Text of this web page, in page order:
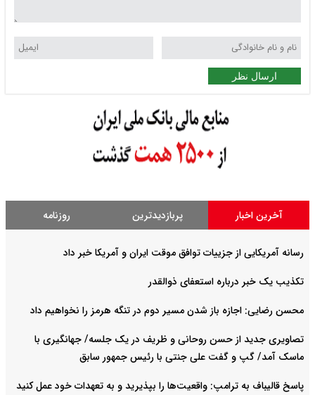
ارسال نظر
آخرین اخبار پربازدیدترین روزنامه
رسانه آمریکایی از جزییات توافق موقت ایران و آمریکا خبر داد
تکذیب یک خبر درباره استعفای ذوالقدر
محسن رضایی: اجازه باز شدن مسیر دوم در تنگه هرمز را نخواهیم داد
تصاویری جدید از حسن روحانی و ظریف در یک جلسه/ جهانگیری با
ماسک آمد/ گپ و گفت علی جنتی با رئیس جمهور سابق
پاسخ قالیباف به ترامپ: واقعیت‌ها را بپذیرید و به تعهدات خود عمل کنید